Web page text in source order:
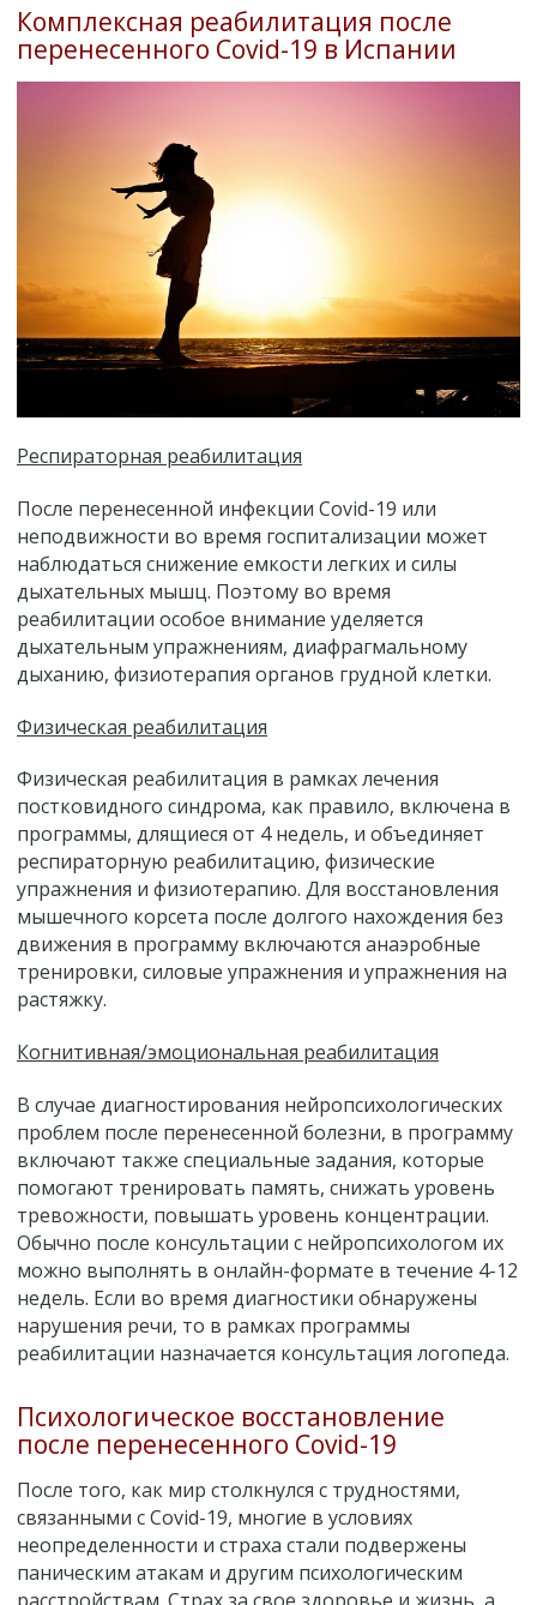
Комплексная реабилитация после
перенесенного Covid-19 в Испании
Респираторная реабилитация
После перенесенной инфекции Covid-19 или
неподвижности во время госпитализации может
наблюдаться снижение емкости легких и силы
дыхательных мышц. Поэтому во время
реабилитации особое внимание уделяется
дыхательным упражнениям, диафрагмальному
дыханию, физиотерапия органов грудной клетки.
Физическая реабилитация
Физическая реабилитация в рамках лечения
постковидного синдрома, как правило, включена в
программы, длящиеся от 4 недель, и объединяет
респираторную реабилитацию, физические
упражнения и физиотерапию. Для восстановления
мышечного корсета после долгого нахождения без
движения в программу включаются анаэробные
тренировки, силовые упражнения и упражнения на
растяжку.
Когнитивная/эмоциональная реабилитация
В случае диагностирования нейропсихологических
проблем после перенесенной болезни, в программу
включают также специальные задания, которые
помогают тренировать память, снижать уровень
тревожности, повышать уровень концентрации.
Обычно после консультации с нейропсихологом их
можно выполнять в онлайн-формате в течение 4-12
недель. Если во время диагностики обнаружены
нарушения речи, то в рамках программы
реабилитации назначается консультация логопеда.
Психологическое восстановление
после перенесенного Covid-19
После того, как мир столкнулся с трудностями,
связанными с Covid-19, многие в условиях
неопределенности и страха стали подвержены
паническим атакам и другим психологическим